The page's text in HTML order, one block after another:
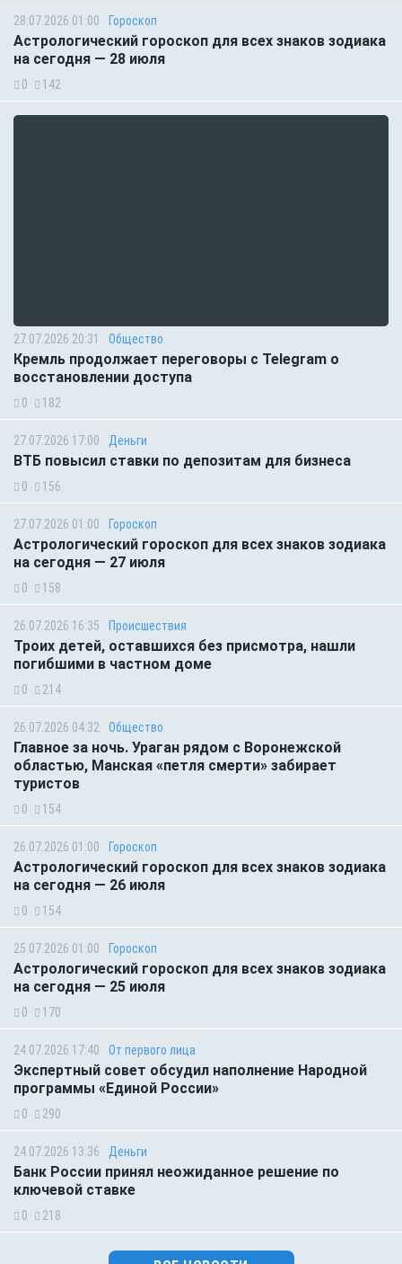
28.07.2026 01:00 Гороскоп
Астрологический гороскоп для всех знаков зодиака
на сегодня — 28 июля
0 142
27.07.2026 20:31 Общество
Кремль продолжает переговоры с Telegram о
восстановлении доступа
0 182
27.07.2026 17:00 Деньги
ВТБ повысил ставки по депозитам для бизнеса
0 156
27.07.2026 01:00 Гороскоп
Астрологический гороскоп для всех знаков зодиака
на сегодня — 27 июля
0 158
26.07.2026 16:35 Происшествия
Троих детей, оставшихся без присмотра, нашли
погибшими в частном доме
0 214
26.07.2026 04:32 Общество
Главное за ночь. Ураган рядом с Воронежской
областью, Манская «петля смерти» забирает
туристов
0 154
26.07.2026 01:00 Гороскоп
Астрологический гороскоп для всех знаков зодиака
на сегодня — 26 июля
0 154
25.07.2026 01:00 Гороскоп
Астрологический гороскоп для всех знаков зодиака
на сегодня — 25 июля
0 170
24.07.2026 17:40 От первого лица
Экспертный совет обсудил наполнение Народной
программы «Единой России»
0 290
24.07.2026 13:36 Деньги
Банк России принял неожиданное решение по
ключевой ставке
0 218